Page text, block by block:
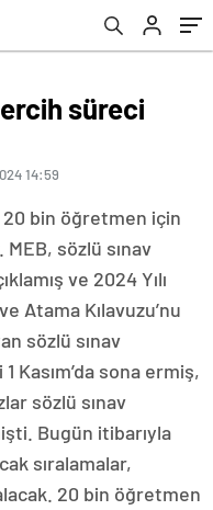
süreci
14:59
20 bin öğretmen için
sözlü sınav
ve 2024 Yılı
Atama Kılavuzu’nu
sözlü sınav
Kasım’da sona ermiş,
sözlü sınav
Bugün itibarıyla
sıralamalar,
20 bin öğretmen